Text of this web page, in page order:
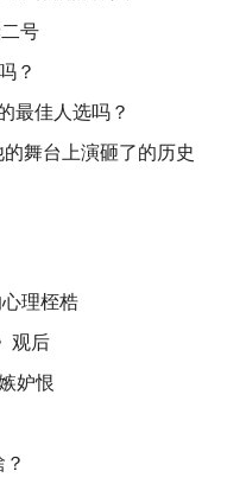
号
？
最佳人选吗？
舞台上演砸了的历史
理桎梏
观后
妒恨